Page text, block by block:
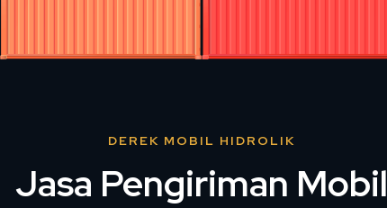
DEREK MOBIL HIDROLIK
Jasa Pengiriman Mobil